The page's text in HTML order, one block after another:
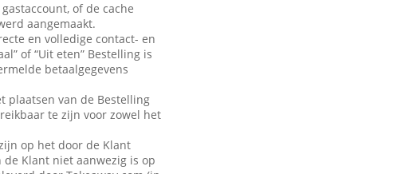
of de cache
aangemaakt.
en volledige contact- en
of “Uit eten” Bestelling is
betaalgegevens
plaatsen van de Bestelling
te zijn voor zowel het
op het door de Klant
Klant niet aanwezig is op